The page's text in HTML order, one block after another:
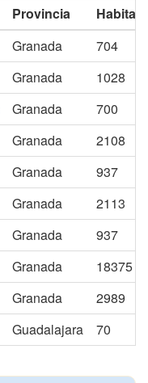
Provincia
Granada
704
Granada
1028
Granada
700
Granada
2108
Granada
937
Granada
2113
Granada
937
Granada
18375
Granada
2989
Guadalajara 70